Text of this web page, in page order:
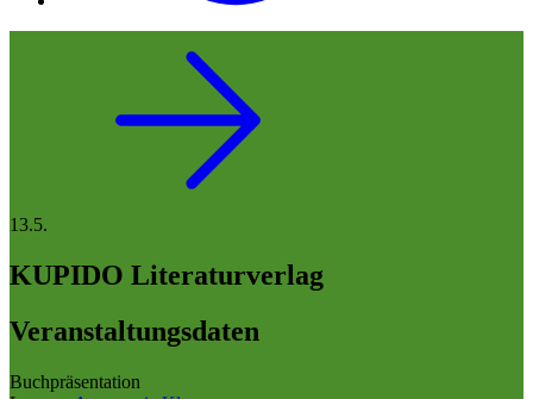
13.5.
KUPIDO Literaturverlag
Veranstaltungsdaten
Buchpräsentation